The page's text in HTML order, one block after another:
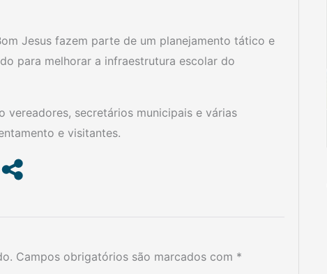
Jesus fazem parte de um planejamento tático e
para melhorar a infraestrutura escolar do
vereadores, secretários municipais e várias
e visitantes.
Campos obrigatórios são marcados com *